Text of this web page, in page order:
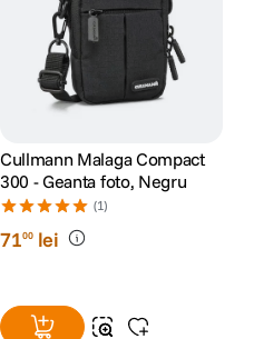
computer
ALTE CARACTERISTICI:
700 mAh,
Model
acumulator
compatibil
Cullmann Malaga Compact
300 - Geanta foto, Negru
(1)
7100 lei